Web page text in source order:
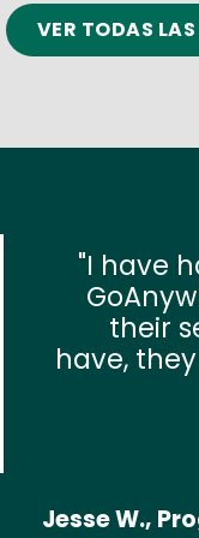
VER TODAS LAS
haven't had
every time
Health